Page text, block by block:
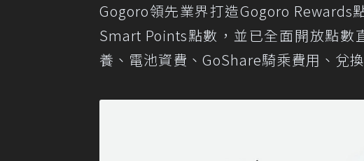
Gogoro領先業界打造Gogoro Rewards
Smart Points點數，並已全面開放點
養、電池資費、GoShare騎乘費用、兌